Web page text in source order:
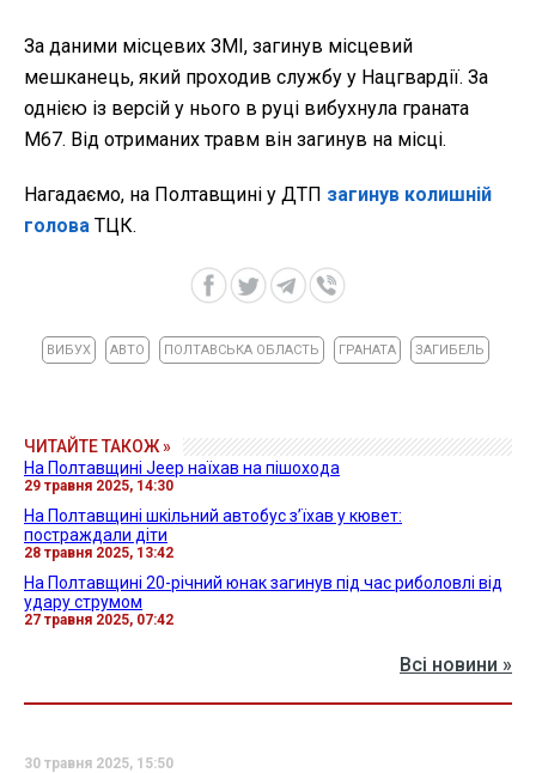
За даними місцевих ЗМІ, загинув місцевий
мешканець, який проходив службу у Нацгвардії. За
однією із версій у нього в руці вибухнула граната
М67. Від отриманих травм він загинув на місці.
Нагадаємо, на Полтавщині у ДТП загинув колишній
голова ТЦК.
ВИБУХ АВТО ПОЛТАВСЬКА ОБЛАСТЬ ГРАНАТА ЗАГИБЕЛЬ
ЧИТАЙТЕ ТАКОЖ »
На Полтавщині Jeep наїхав на пішохода
29 травня 2025, 14:30
На Полтавщині шкільний автобус з’їхав у кювет:
постраждали діти
28 травня 2025, 13:42
На Полтавщині 20-річний юнак загинув під час риболовлі від
удару струмом
27 травня 2025, 07:42
Всі новини »
30 травня 2025, 15:50